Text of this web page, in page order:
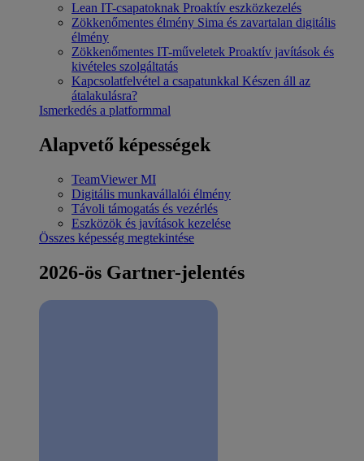
Lean IT-csapatoknak Proaktív eszközkezelés
Zökkenőmentes élmény Sima és zavartalan digitális
élmény
Zökkenőmentes IT-műveletek Proaktív javítások és
kivételes szolgáltatás
Kapcsolatfelvétel a csapatunkkal Készen áll az
átalakulásra?
Ismerkedés a platformmal
Alapvető képességek
TeamViewer MI
Digitális munkavállalói élmény
Távoli támogatás és vezérlés
Eszközök és javítások kezelése
Összes képesség megtekintése
2026-ös Gartner-jelentés